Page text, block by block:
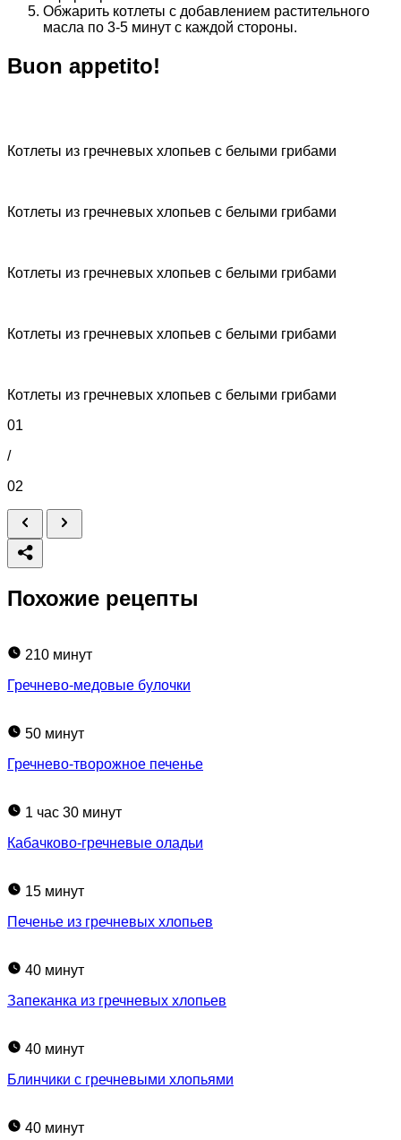
Обжарить котлеты с добавлением растительного
масла по 3-5 минут с каждой стороны.
Buon appetito!
Котлеты из гречневых хлопьев с белыми грибами
Котлеты из гречневых хлопьев с белыми грибами
Котлеты из гречневых хлопьев с белыми грибами
Котлеты из гречневых хлопьев с белыми грибами
Котлеты из гречневых хлопьев с белыми грибами
01
/
02
Похожие рецепты
210 минут
Гречнево-медовые булочки
50 минут
Гречнево-творожное печенье
1 час 30 минут
Кабачково-гречневые оладьи
15 минут
Печенье из гречневых хлопьев
40 минут
Запеканка из гречневых хлопьев
40 минут
Блинчики с гречневыми хлопьями
40 минут